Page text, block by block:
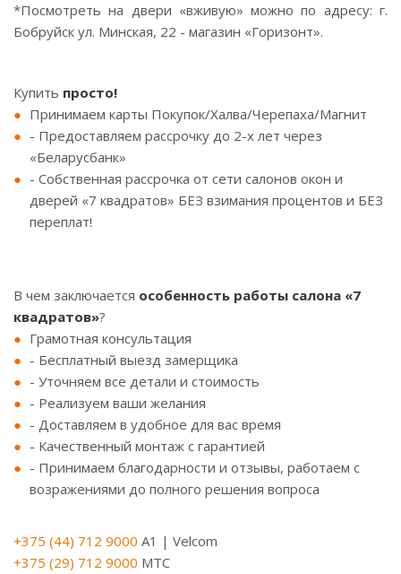
*Посмотреть на двери «вживую» можно по адресу: г.
Бобруйск ул. Минская, 22 - магазин «Горизонт».
Купить просто!
Принимаем карты Покупок/Халва/Черепаха/Магнит
- Предоставляем рассрочку до 2-х лет через
«Беларусбанк»
- Собственная рассрочка от сети салонов окон и
дверей «7 квадратов» БЕЗ взимания процентов и БЕЗ
переплат!
В чем заключается особенность работы салона «7
квадратов»?
Грамотная консультация
- Бесплатный выезд замерщика
- Уточняем все детали и стоимость
- Реализуем ваши желания
- Доставляем в удобное для вас время
- Качественный монтаж с гарантией
- Принимаем благодарности и отзывы, работаем с
возражениями до полного решения вопроса
+375 (44) 712 9000 A1 | Velcom
+375 (29) 712 9000 МТС